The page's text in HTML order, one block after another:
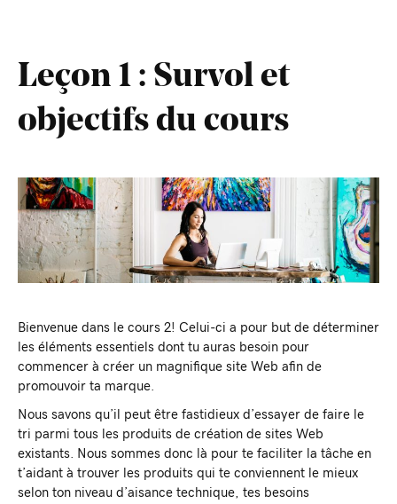
Leçon 1 : Survol et
objectifs du cours
Bienvenue dans le cours 2! Celui-ci a pour but de déterminer
les éléments essentiels dont tu auras besoin pour
commencer à créer un magnifique site Web afin de
promouvoir ta marque.
Nous savons qu’il peut être fastidieux d’essayer de faire le
tri parmi tous les produits de création de sites Web
existants. Nous sommes donc là pour te faciliter la tâche en
t’aidant à trouver les produits qui te conviennent le mieux
selon ton niveau d’aisance technique, tes besoins